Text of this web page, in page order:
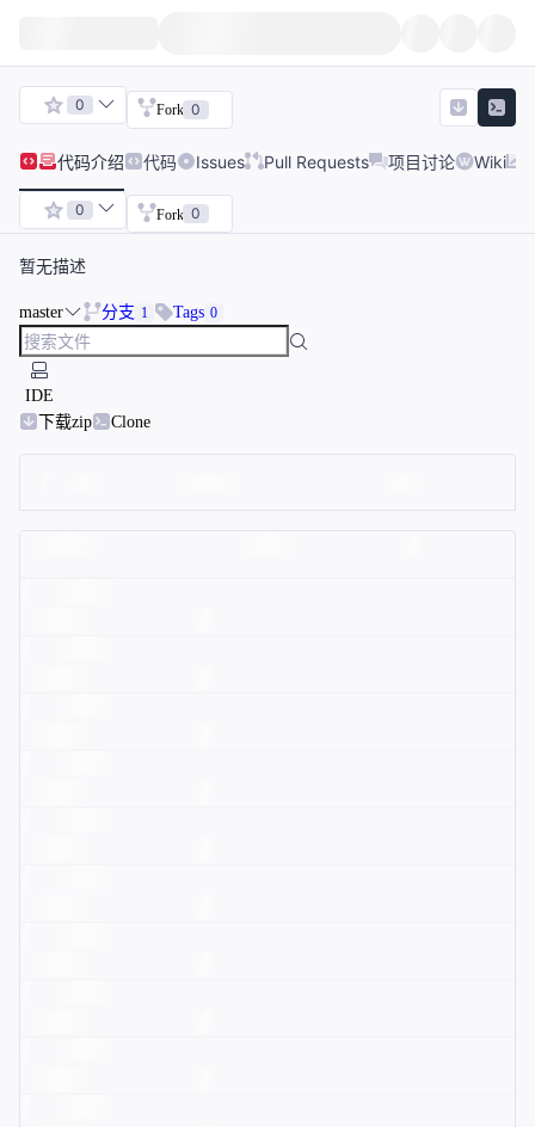
0 Fork 0
代码介绍 代码 Issues Pull Requests 项目讨论 Wiki
0 Fork 0
暂无描述
master 分支 1 Tags 0
IDE
下载zip
Clone